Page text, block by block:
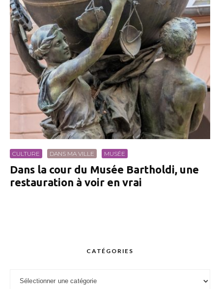
CULTURE DANS MA VILLE MUSÉE
Dans la cour du Musée Bartholdi, une
restauration à voir en vrai
CATÉGORIES